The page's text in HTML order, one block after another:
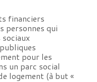
financiers
personnes qui
pour les
un parc social
logement (à but «